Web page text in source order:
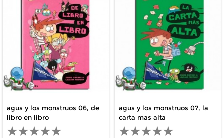
agus y los monstruos 06, de
libro en libro
agus y los monstruos 07, la
carta mas alta